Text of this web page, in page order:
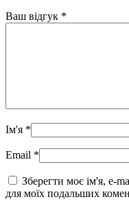
Ваш відгук *
Ім'я *
Email *
Зберегти моє ім'я, e-
для моїх подальших